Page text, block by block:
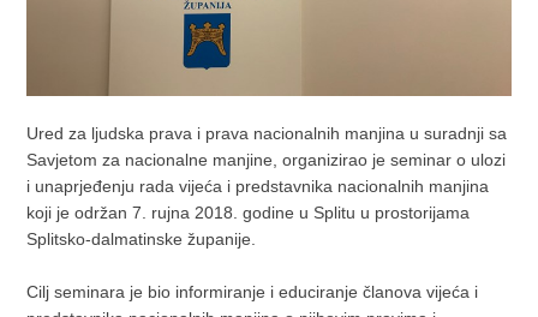
Ured za ljudska prava i prava nacionalnih manjina u suradnji sa
Savjetom za nacionalne manjine, organizirao je seminar o ulozi
i unaprjeđenju rada vijeća i predstavnika nacionalnih manjina
koji je održan 7. rujna 2018. godine u Splitu u prostorijama
Splitsko-dalmatinske županije.
Cilj seminara je bio informiranje i educiranje članova vijeća i